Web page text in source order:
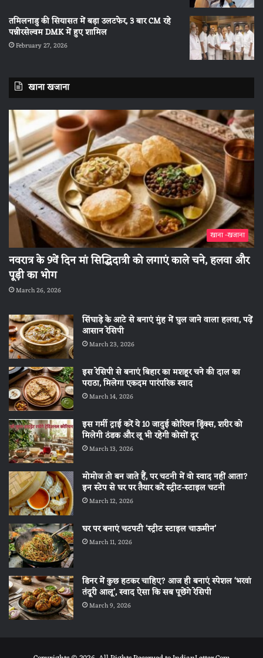
तमिलनाडु की सियासत में बड़ा उलटफेर, 3 बार CM रहे
पन्नीरसेल्वम DMK में हुए शामिल
February 27, 2026
खाना खजाना
खाना -खजाना
नवरात्र के 9वें दिन मां सिद्धिदात्री को लगाएं काले चने, हलवा और
पूड़ी का भोग
March 26, 2026
सिंघाड़े के आटे से बनाएं मुंह में घुल जाने वाला हलवा, पढ़ें
आसान रेसिपी
March 23, 2026
इस रेसिपी से बनाएं बिहार का मशहूर चने की दाल का
पराठा, मिलेगा एकदम पारंपरिक स्वाद
March 14, 2026
इस गर्मी ट्राई करें ये 10 जादुई कोरियन ड्रिंक्स, शरीर को
मिलेगी ठंडक और लू भी रहेगी कोसों दूर
March 13, 2026
मोमोज तो बन जाते हैं, पर चटनी में वो स्वाद नहीं आता?
इन स्टेप से घर पर तैयार करें स्ट्रीट-स्टाइल चटनी
March 12, 2026
घर पर बनाएं चटपटी ‘स्ट्रीट स्टाइल चाऊमीन’
March 11, 2026
डिनर में कुछ हटकर चाहिए? आज ही बनाएं स्पेशल ‘भरवां
तंदूरी आलू’, स्वाद ऐसा कि सब पूछेंगे रेसिपी
March 9, 2026